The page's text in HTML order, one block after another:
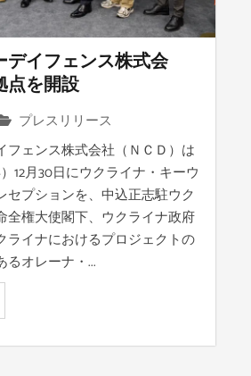
デイフェンス株式会
を開設
プレスリリース
フェンス株式会社（ＮＣＤ）は
12月30日にウクライナ・キーウ
セプションを、中込正志駐ウク
全権大使閣下、ウクライナ政府
ライナにおけるプロジェクトの
るオレーナ・...